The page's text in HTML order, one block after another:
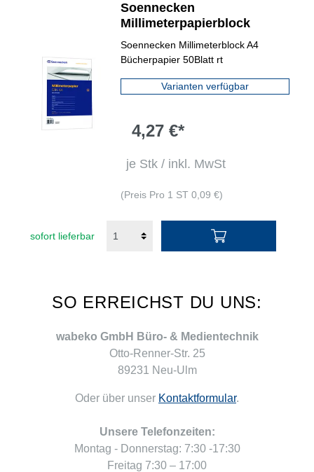
Soennecken
Millimeterpapierblock
Soennecken Millimeterblock A4
Bücherpapier 50Blatt rt
Varianten verfügbar
4,27 €*
je Stk / inkl. MwSt
(Preis Pro 1 ST 0,09 €)
sofort lieferbar
SO ERREICHST DU UNS:
wabeko GmbH Büro- & Medientechnik
Otto-Renner-Str. 25
89231 Neu-Ulm
Oder über unser Kontaktformular.
Unsere Telefonzeiten:
Montag - Donnerstag: 7:30 -17:30
Freitag 7:30 – 17:00